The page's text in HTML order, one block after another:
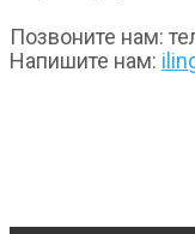
Позвоните нам:
Напишите нам: